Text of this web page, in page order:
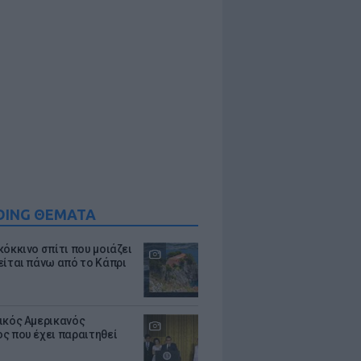
ΘΕΜΑΤΑ
σπίτι που μοιάζει
πάνω από το Κάπρι
Αμερικανός
που έχει παραιτηθεί